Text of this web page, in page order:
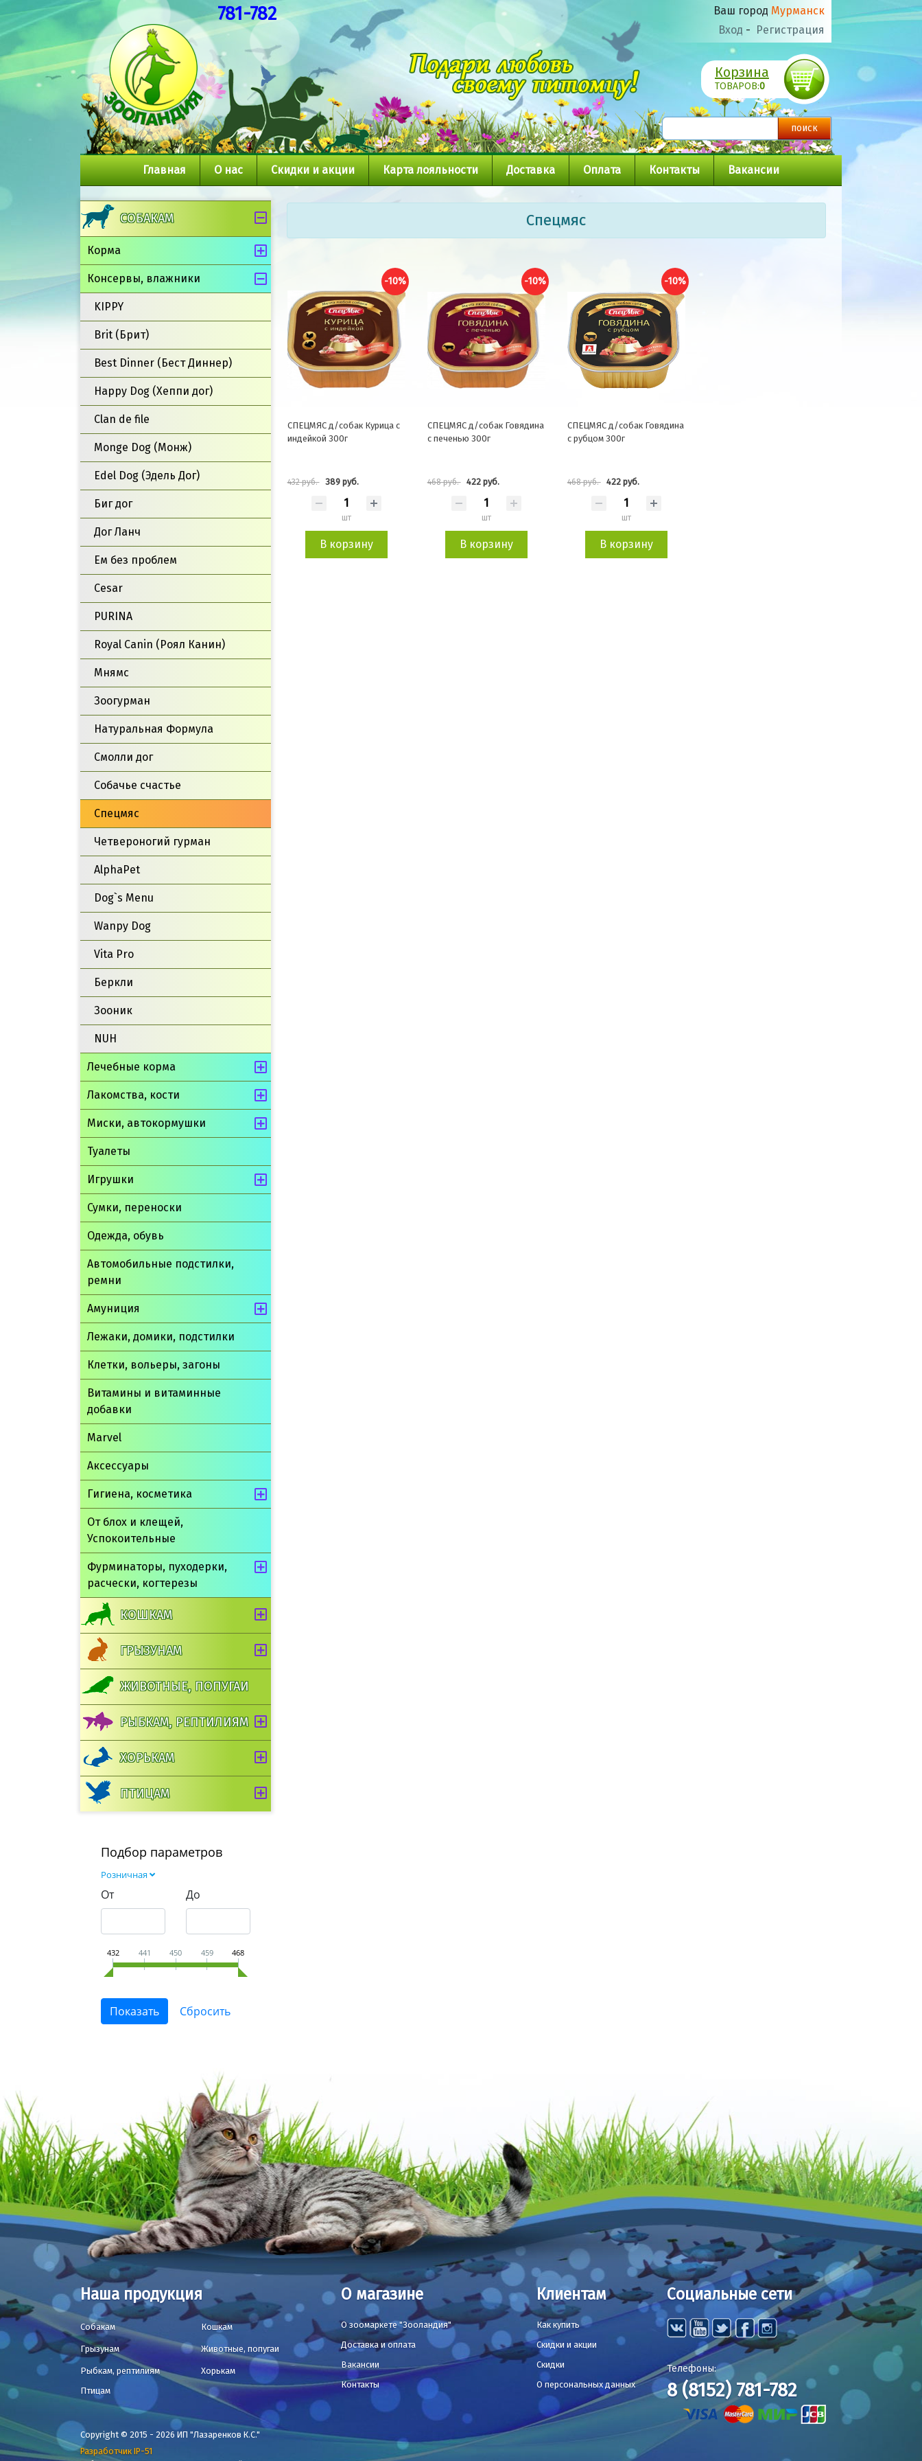
781-782 Ваш город Мурманск
Вход - Регистрация
Корзина
ТОВАРОВ:0
Главная О нас Скидки и акции Карта лояльности Доставка Оплата Контакты Вакансии
СОБАКАМ
Корма
Консервы, влажники
KIPPY
Brit (Брит)
Best Dinner (Бест Диннер)
Happy Dog (Хеппи дог)
Clan de file
Monge Dog (Монж)
Edel Dog (Эдель Дог)
Биг дог
Дог Ланч
Ем без проблем
Cesar
PURINA
Royal Canin (Роял Канин)
Мнямс
Зоогурман
Натуральная Формула
Смолли дог
Собачье счастье
Спецмяс
Четвероногий гурман
AlphaPet
Dog`s Menu
Wanpy Dog
Vita Pro
Беркли
Зооник
NUH
Лечебные корма
Лакомства, кости
Миски, автокормушки
Туалеты
Игрушки
Сумки, переноски
Одежда, обувь
Автомобильные подстилки,
ремни
Амуниция
Лежаки, домики, подстилки
Клетки, вольеры, загоны
Витамины и витаминные
добавки
Marvel
Аксессуары
Гигиена, косметика
От блох и клещей,
Успокоительные
Фурминаторы, пуходерки,
расчески, когтерезы
КОШКАМ
ГРЫЗУНАМ
ЖИВОТНЫЕ, ПОПУГАИ
РЫБКАМ, РЕПТИЛИЯМ
ХОРЬКАМ
ПТИЦАМ
Подбор параметров
Розничная
От До
432 441 450 459 468
Спецмяс
-10%
СПЕЦМЯС д/собак Курица с
индейкой 300г
432 руб. 389 руб.
шт
В корзину
-10%
СПЕЦМЯС д/собак Говядина
с печенью 300г
468 руб. 422 руб.
шт
В корзину
-10%
СПЕЦМЯС д/собак Говядина
с рубцом 300г
468 руб. 422 руб.
шт
В корзину
Наша продукция
Собакам Кошкам
Грызунам Животные, попугаи
Рыбкам, рептилиям
Хорькам
Птицам
О магазине
О зоомаркете "Зооландия"
Доставка и оплата
Вакансии
Контакты
Клиентам
Как купить
Скидки и акции
Скидки
О персональных данных
Социальные сети
Телефоны:
8 (8152) 781-782
Copyright © 2015 - 2026 ИП "Лазаренков К.С."
Разработчик IP-51